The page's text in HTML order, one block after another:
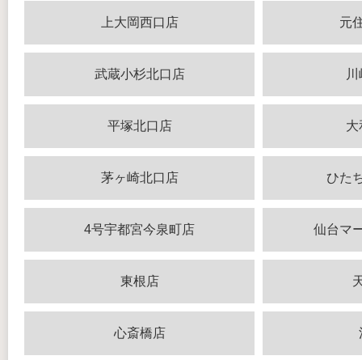
上大岡西口店 元
武蔵小杉北口店
平塚北口店 大
茅ヶ崎北口店 ひた
4号宇都宮今泉町店 仙台マ
東根店
心斎橋店